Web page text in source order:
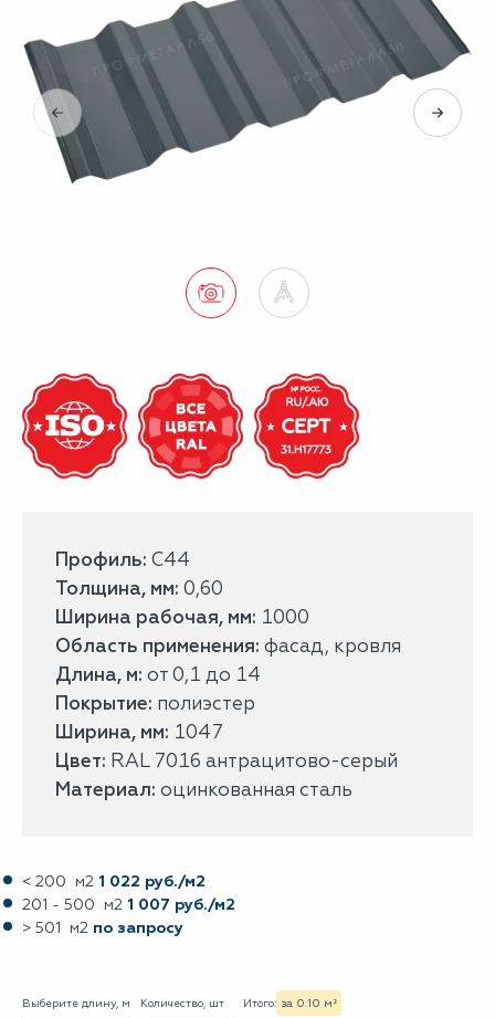
Профиль: С44
Толщина, мм: 0,60
Ширина рабочая, мм: 1000
Область применения: фасад, кровля
Длина, м: от 0,1 до 14
Покрытие: полиэстер
Ширина, мм: 1047
Цвет: RAL 7016 антрацитово-серый
Материал: оцинкованная сталь
< 200 м2 1 022 руб./м2
201 - 500 м2 1 007 руб./м2
> 501 м2 по запросу
Выберите длину, м Количество, шт Итого: за 0.10 м²